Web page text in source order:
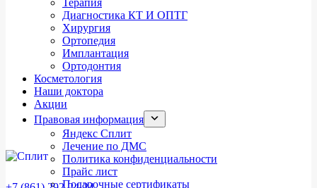
Терапия
Диагностика КТ И ОПТГ
Хирургия
Ортопедия
Имплантация
Ортодонтия
Косметология
Наши доктора
Акции
Правовая информация
Яндекс Сплит
Лечение по ДМС
Политика конфиденциальности
Прайс лист
Подарочные сертификаты